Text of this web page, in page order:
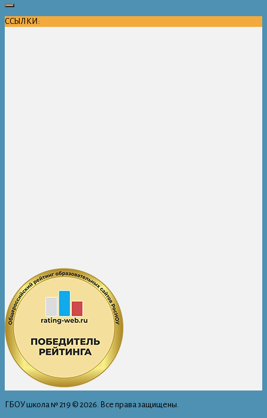
ССЫЛКИ:
ГБОУ школа № 219 © 2026. Все права защищены.